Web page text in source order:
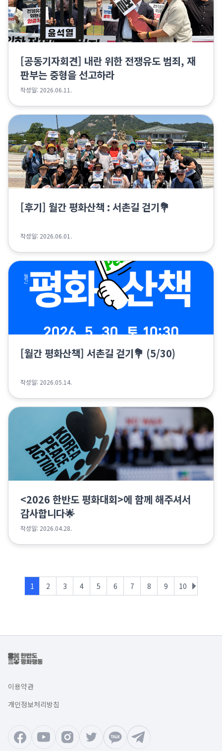
[공동기자회견] 내란 위한 전쟁유도 범죄, 재
판부는 중형을 선고하라
작성일: 2026.06.11.
[후기] 월간 평화산책 : 서촌길 걷기💐
작성일: 2026.06.01.
[월간 평화산책] 서촌길 걷기💐 (5/30)
작성일: 2026.05.14.
<2026 한반도 평화대회>에 함께 해주셔서
감사합니다🌟
작성일: 2026.04.28.
1 2 3 4 5 6 7 8 9 10
이용약관
개인정보처리방침